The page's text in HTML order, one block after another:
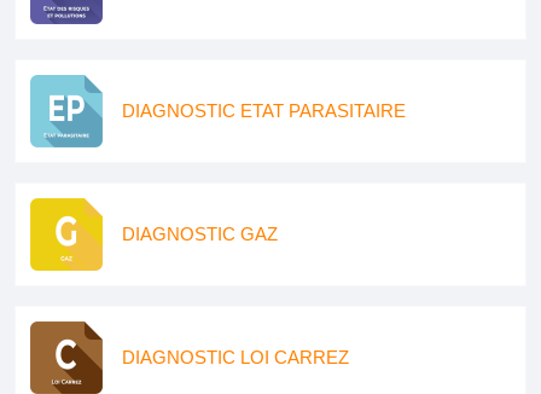
DIAGNOSTIC ETAT PARASITAIRE
DIAGNOSTIC GAZ
DIAGNOSTIC LOI CARREZ